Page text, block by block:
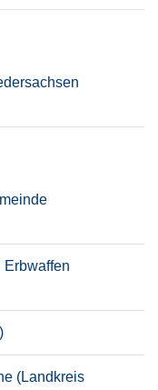
Erbwaffen
(Landkreis